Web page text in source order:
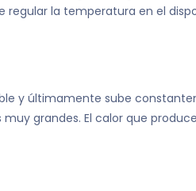
regular la temperatura en el
y últimamente sube
grandes. El calor que